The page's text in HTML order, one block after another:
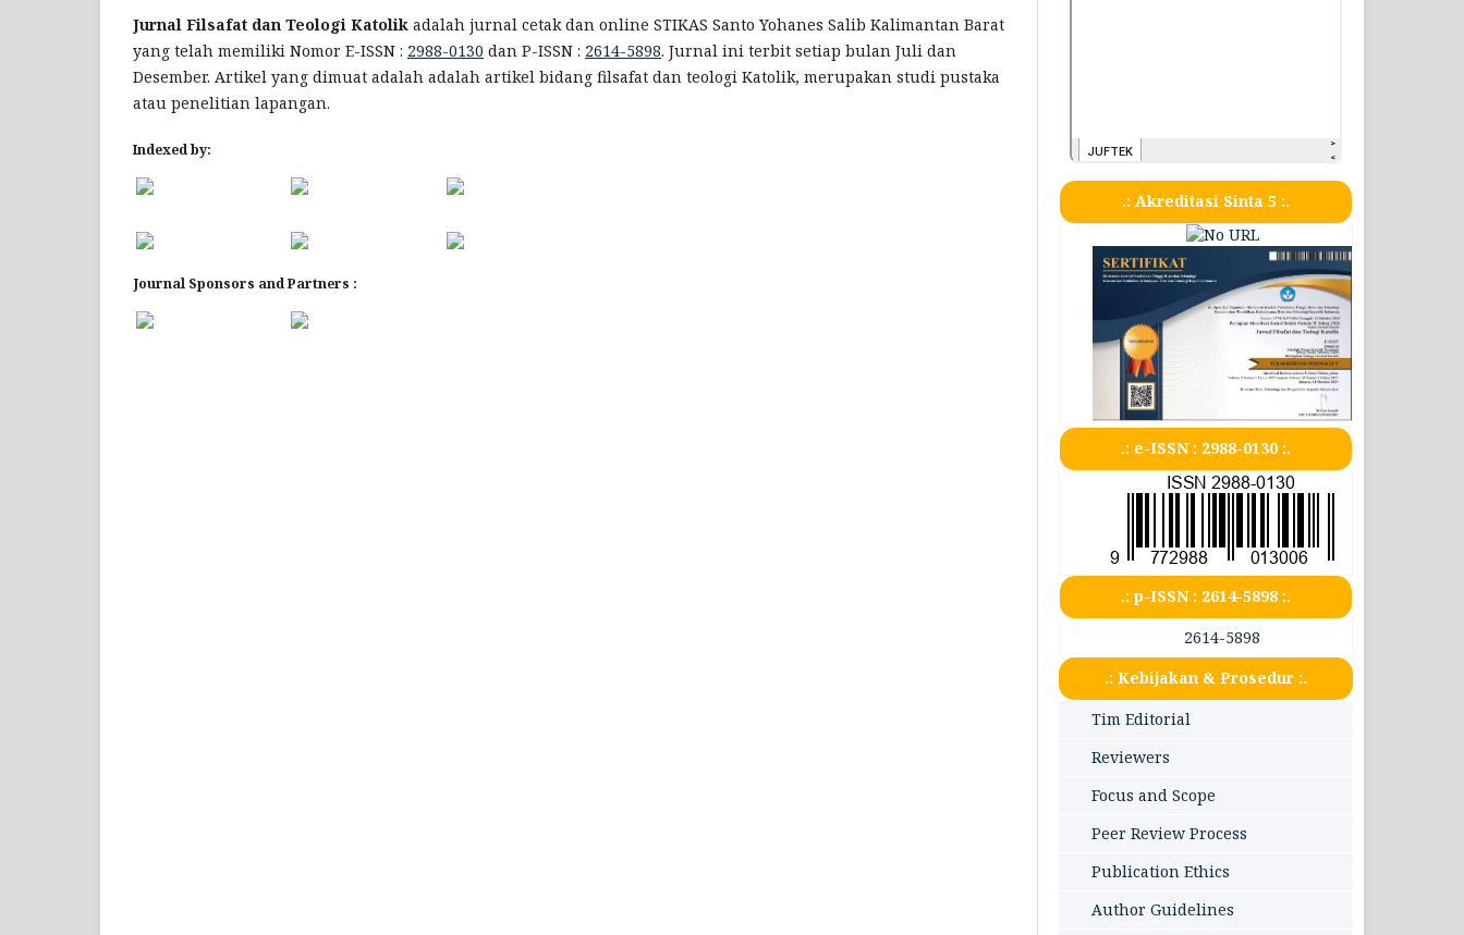
Jurnal Filsafat dan Teologi Katolik adalah jurnal cetak dan online STIKAS Santo Yohanes Salib Kalimantan Barat
yang telah memiliki Nomor E-ISSN : 2988-0130 dan P-ISSN : 2614-5898. Jurnal ini terbit setiap bulan Juli dan
Desember. Artikel yang dimuat adalah adalah artikel bidang filsafat dan teologi Katolik, merupakan studi pustaka
atau penelitian lapangan.
Indexed by:
Journal Sponsors and Partners :
.: Akreditasi Sinta 5 :.
.: e-ISSN : 2988-0130 :.
.: p-ISSN : 2614-5898 :.
2614-5898
.: Kebijakan & Prosedur :.
Tim Editorial
Reviewers
Focus and Scope
Peer Review Process
Publication Ethics
Author Guidelines